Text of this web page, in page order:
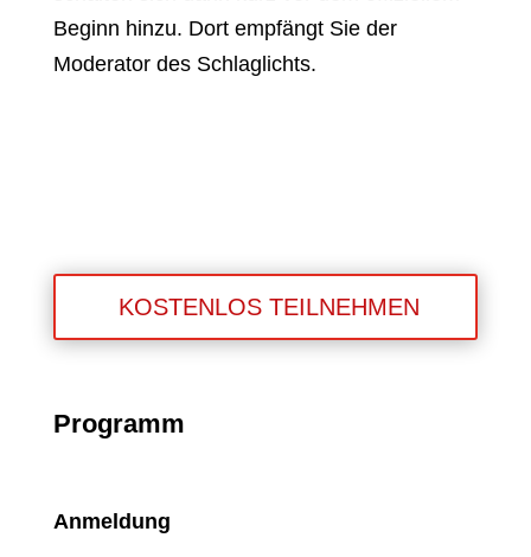
Beginn hinzu. Dort empfängt Sie der
Moderator des Schlaglichts.
KOSTENLOS TEILNEHMEN
Programm
Anmeldung